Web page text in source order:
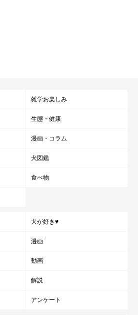
雑学お楽しみ
生態・健康
漫画・コラム
犬図鑑
食べ物
犬が好き♥
漫画
動画
解説
アンケート